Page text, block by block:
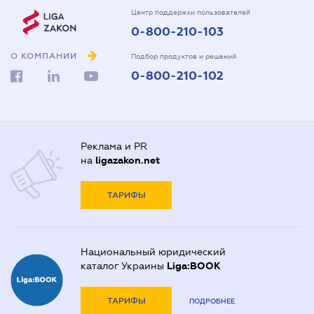
О КОМПАНИИ
Центр поддержки пользователей
0-800-210-103
Подбор продуктов и решений
0-800-210-102
Реклама и PR
на ligazakon.net
ТАРИФЫ
Национальный юридический
каталог Украины Liga:BOOK
ТАРИФЫ ПОДРОБНЕЕ